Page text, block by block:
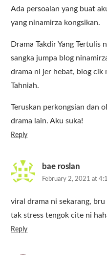
Ada persoalan yang buat
yang ninamirza kongsikan.
Drama Takdir Yang Tertulis
sangka jumpa blog
drama ni jer hebat, blog cik
Tahniah.
Teruskan perkongsian dan
drama lain. Aku suka!
Reply
bae roslan
February 2, 2021 at
viral drama ni sekarang,
tak stress tengok cite ni
Reply